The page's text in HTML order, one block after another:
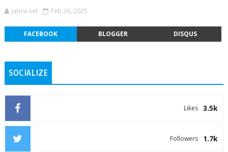
jalosi.net Feb 26, 2025
FACEBOOK BLOGGER DISQUS
SOCIALIZE
3.5k
Likes
1.7k
Followers